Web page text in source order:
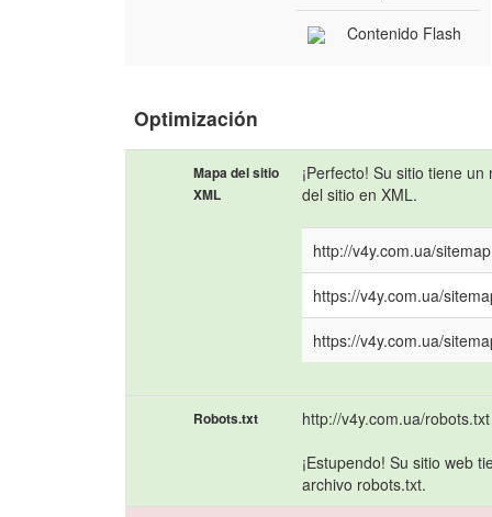
Contenido Flash
Optimización
Mapa del sitio
XML
¡Perfecto! Su sitio tiene un
del sitio en XML.
http://v4y.com.ua/
https://v4y.com.ua/
https://v4y.com.ua/
Robots.txt
http://v4y.com.ua/robots.txt
¡Estupendo! Su sitio web
archivo robots.txt.